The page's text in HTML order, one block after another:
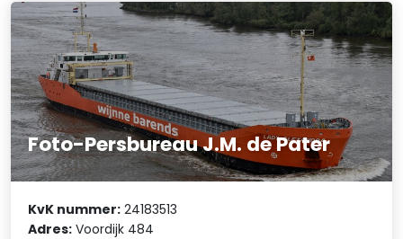
Foto-Persbureau J.M. de Pater
KvK nummer: 24183513
Adres: Voordijk 484